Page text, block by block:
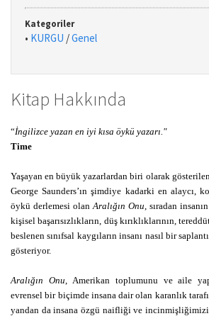
Kategoriler
• KURGU /Genel
Kitap Hakkında
“İngilizce yazan en iyi kısa öykü yazarı."
Time
Yaşayan en büyük yazarlardan biri olarak
George Saunders’ın şimdiye kadarki en alaycı,
öykü derlemesi olan Aralığın Onu, sıradan
kişisel başarısızlıkların, düş kırıklıklarının,
beslenen sınıfsal kaygıların insanı nasıl bir
gösteriyor.
Aralığın Onu, Amerikan toplumunu ve aile
evrensel bir biçimde insana dair olan karanlık
yandan da insana özgü naifliği ve